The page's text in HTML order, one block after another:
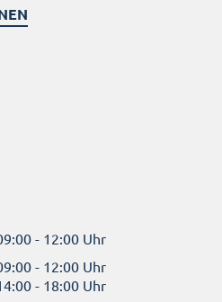
- 12:00 Uhr
- 12:00 Uhr
- 18:00 Uhr